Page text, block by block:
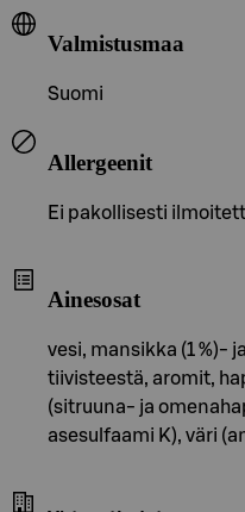
Valmistusmaa
Suomi
Allergeenit
Ei pakollisesti
Ainesosat
vesi, mansikka (1 %)-
tiivisteestä, aromit,
(sitruuna- ja
asesulfaami K), väri